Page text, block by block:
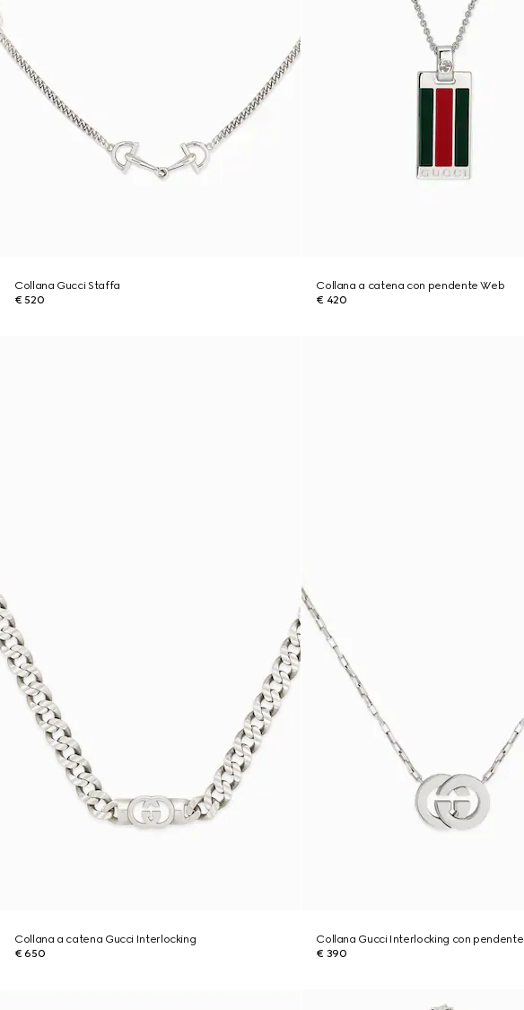
Collana Gucci Staffa
€ 520
Collana a catena con pendente Web
€ 420
Collana a catena Gucci Interlocking
€ 650
Collana Gucci Interlocking con pendente
€ 390